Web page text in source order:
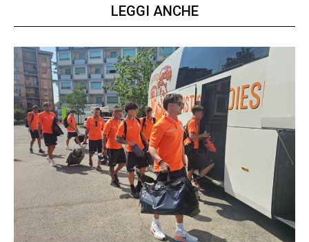
LEGGI ANCHE